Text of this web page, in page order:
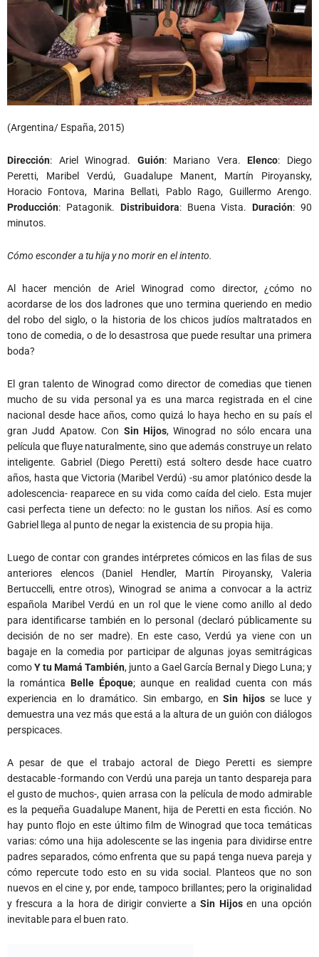
(Argentina/ España, 2015)
Dirección: Ariel Winograd. Guión: Mariano Vera.Elenco: Diego
Peretti, Maribel Verdú, Guadalupe Manent, Martín Piroyansky,
Horacio Fontova, Marina Bellati, Pablo Rago, Guillermo Arengo.
Producción: Patagonik. Distribuidora: Buena Vista.Duración: 90
minutos.
Cómo esconder a tu hija y no morir en el intento.
Al hacer mención de Ariel Winograd como director, ¿cómo no
acordarse de los dos ladrones que uno termina queriendo en medio
del robo del siglo, o la historia de los chicos judíos maltratados en
tono de comedia, o de lo desastrosa que puede resultar una primera
boda?
El gran talento de Winograd como director de comedias que tienen
mucho de su vida personal ya es una marca registrada en el cine
nacional desde hace años, como quizá lo haya hecho en su país el
gran Judd Apatow. Con Sin Hijos, Winograd no sólo encara una
película que fluye naturalmente, sino que además construye un relato
inteligente. Gabriel (Diego Peretti) está soltero desde hace cuatro
años, hasta que Victoria (Maribel Verdú) -su amor platónico desde la
adolescencia- reaparece en su vida como caída del cielo. Esta mujer
casi perfecta tiene un defecto: no le gustan los niños. Así es como
Gabriel llega al punto de negar la existencia de su propia hija.
Luego de contar con grandes intérpretes cómicos en las filas de sus
anteriores elencos (Daniel Hendler, Martín Piroyansky, Valeria
Bertuccelli, entre otros), Winograd se anima a convocar a la actriz
española Maribel Verdú en un rol que le viene como anillo al dedo
para identificarse también en lo personal (declaró públicamente su
decisión de no ser madre). En este caso, Verdú ya viene con un
bagaje en la comedia por participar de algunas joyas semitrágicas
comoY tu Mamá También, junto a Gael García Bernal y Diego Luna; y
la románticaBelle Époque; aunque en realidad cuenta con más
experiencia en lo dramático. Sin embargo, enSin hijos se luce y
demuestra una vez más que está a la altura de un guión con diálogos
perspicaces.
A pesar de que el trabajo actoral de Diego Peretti es siempre
destacable -formando con Verdú una pareja un tanto despareja para
el gusto de muchos-, quien arrasa con la película de modo admirable
es la pequeña Guadalupe Manent, hija de Peretti en esta ficción. No
hay punto flojo en este último film de Winograd que toca temáticas
varias: cómo una hija adolescente se las ingenia para dividirse entre
padres separados, cómo enfrenta que su papá tenga nueva pareja y
cómo repercute todo esto en su vida social. Planteos que no son
nuevos en el cine y, por ende, tampoco brillantes; pero la originalidad
y frescura a la hora de dirigir convierte aSin Hijosen una opción
inevitable para el buen rato.